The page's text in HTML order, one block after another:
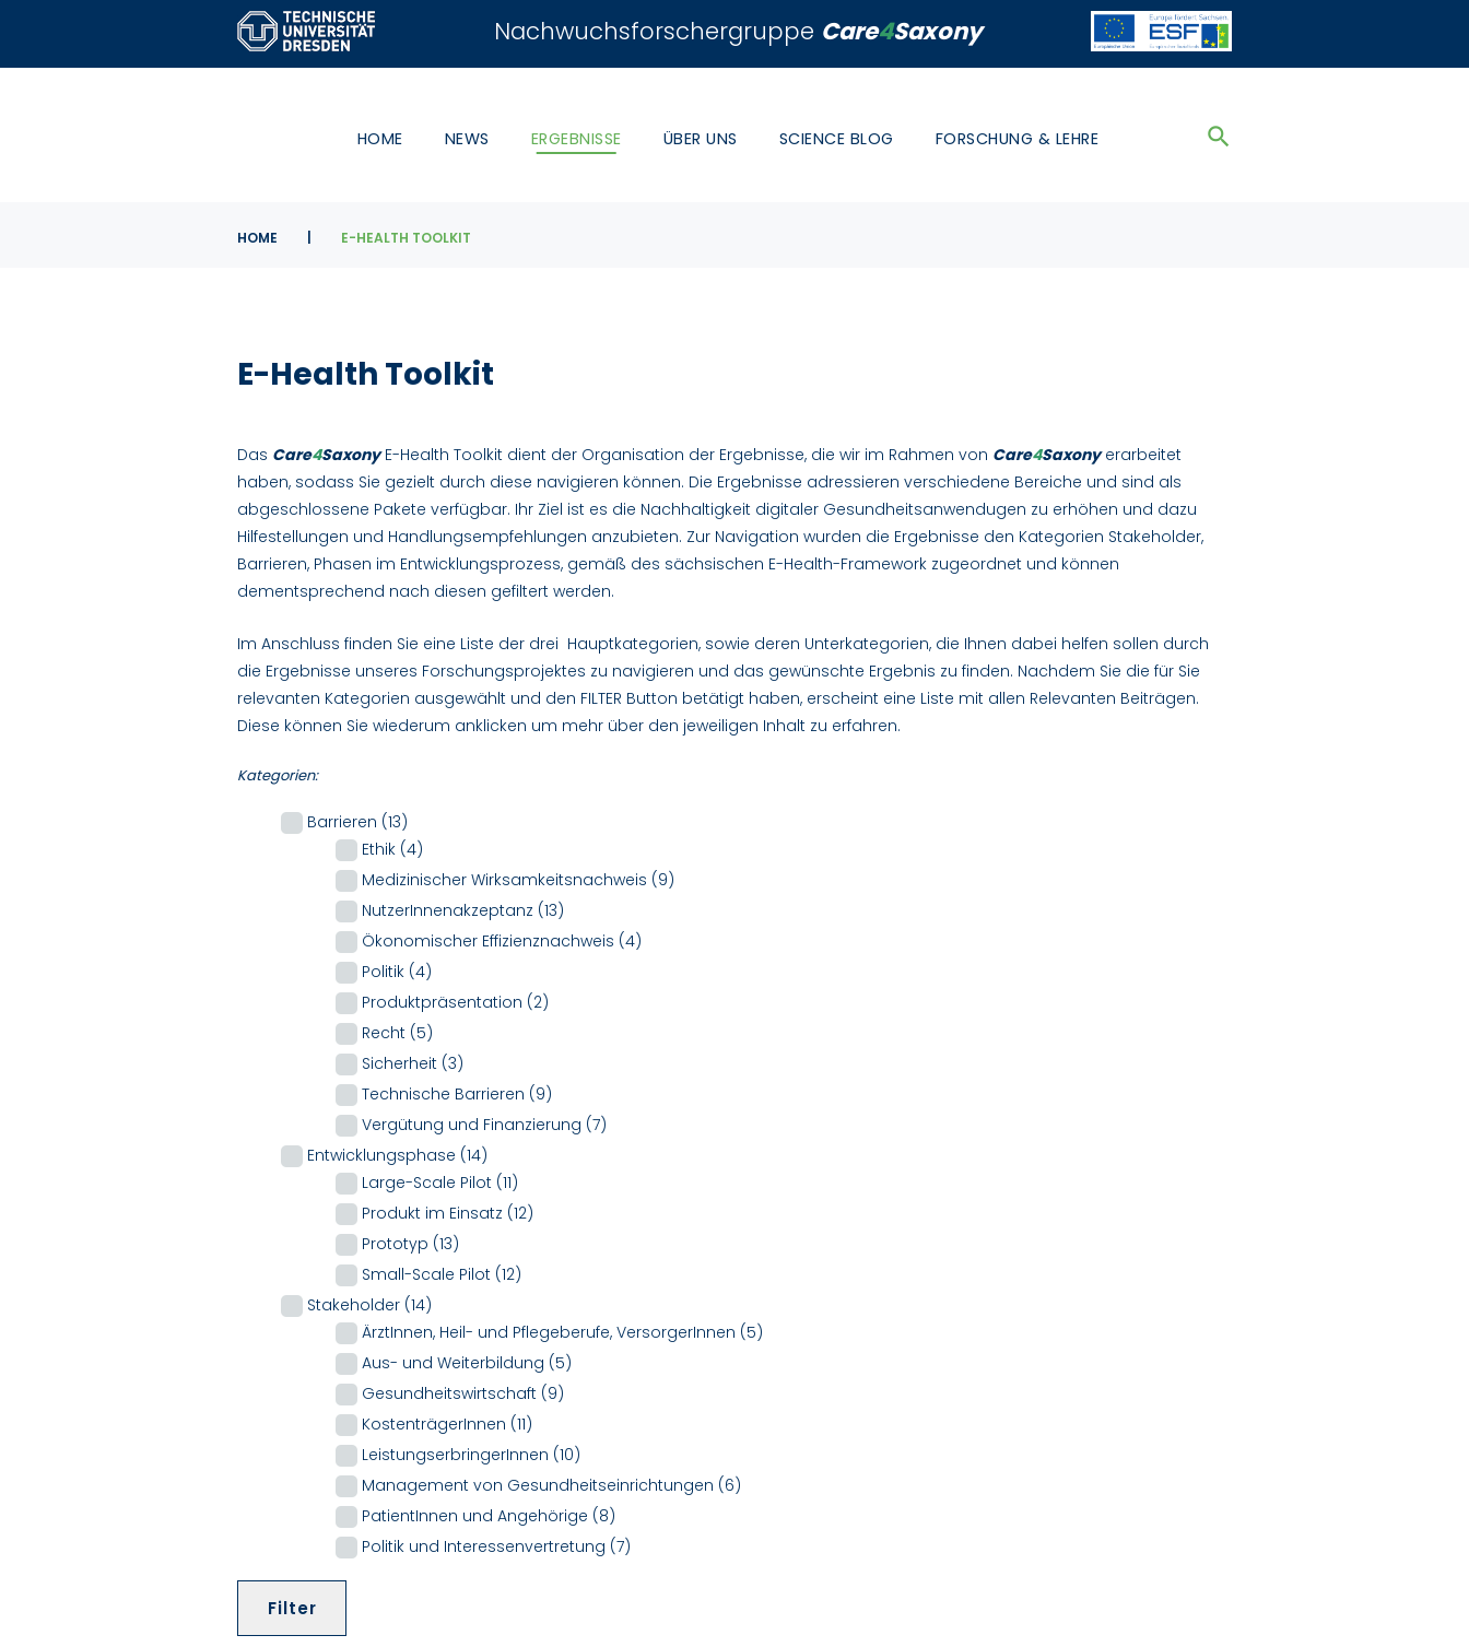
content
Nachwuchsforschergruppe Care4Saxony
HOME NEWS ERGEBNISSE ÜBER UNS SCIENCE BLOG FORSCHUNG & LEHRE
HOME E-HEALTH TOOLKIT
Health
E-Health Toolkit
Das Care4SaxonyE-Health Toolkit dient der Organisation der Ergebnisse, die wir im Rahmen von Care4Saxonyerarbeitet
haben, sodass Sie gezielt durch diese navigieren können. Die Ergebnisse adressieren verschiedene Bereiche und sind als
abgeschlossene Pakete verfügbar. Ihr Ziel ist es die Nachhaltigkeit digitaler Gesundheitsanwendugen zu erhöhen und dazu
Hilfestellungen und Handlungsempfehlungen anzubieten. Zur Navigation wurden die Ergebnisse den Kategorien Stakeholder,
Barrieren, Phasen im Entwicklungsprozess, gemäß des sächsischen E-Health-Framework zugeordnet und können
dementsprechend nach diesen gefiltert werden.
Im Anschluss finden Sie eine Liste der drei Hauptkategorien, sowie deren Unterkategorien, die Ihnen dabei helfen sollen durch
die Ergebnisse unseres Forschungsprojektes zu navigieren und das gewünschte Ergebnis zu finden. Nachdem Sie die für Sie
relevanten Kategorien ausgewählt und den FILTER Button betätigt haben, erscheint eine Liste mit allen Relevanten Beiträgen.
Diese können Sie wiederum anklicken um mehr über den jeweiligen Inhalt zu erfahren.
Kategorien:
Barrieren (13)
Ethik (4)
Medizinischer Wirksamkeitsnachweis (9)
NutzerInnenakzeptanz (13)
Ökonomischer Effizienznachweis (4)
Politik (4)
Produktpräsentation (2)
Recht (5)
Sicherheit (3)
Technische Barrieren (9)
Vergütung und Finanzierung (7)
Entwicklungsphase (14)
Large-Scale Pilot (11)
Produkt im Einsatz (12)
Prototyp (13)
Small-Scale Pilot (12)
Stakeholder (14)
ÄrztInnen, Heil- und Pflegeberufe, VersorgerInnen (5)
Aus- und Weiterbildung (5)
Gesundheitswirtschaft (9)
KostenträgerInnen (11)
LeistungserbringerInnen (10)
Management von Gesundheitseinrichtungen (6)
PatientInnen und Angehörige (8)
Politik und Interessenvertretung (7)